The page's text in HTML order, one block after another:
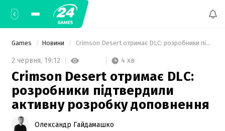
Games Новини Crimson Desert отримає DLC: розробники підтвердили активну розробку доповнення
2 червня, 19:12 4 хв
Crimson Desert отримає DLC:
розробники підтвердили
активну розробку доповнення
Олександр Гайдамашко